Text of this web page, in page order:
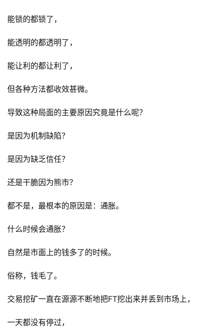
能锁的都锁了，
能透明的都透明了，
能让利的都让利了，
但各种方法都收效甚微。
导致这种局面的主要原因究竟是什么呢？
是因为机制缺陷？
是因为缺乏信任？
还是干脆因为熊市？
都不是，最根本的原因是：通胀。
什么时候会通胀？
自然是市面上的钱多了的时候。
俗称，钱毛了。
交易挖矿一直在源源不断地把FT挖出来并丢到市场上，
一天都没有停过，